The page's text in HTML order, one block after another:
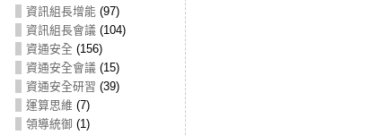
資訊組長增能(97)
資訊組長會議 (104)
資通安全 (156)
資通安全會議 (15)
資通安全研習 (39)
運算思維 (7)
領導統御 (1)